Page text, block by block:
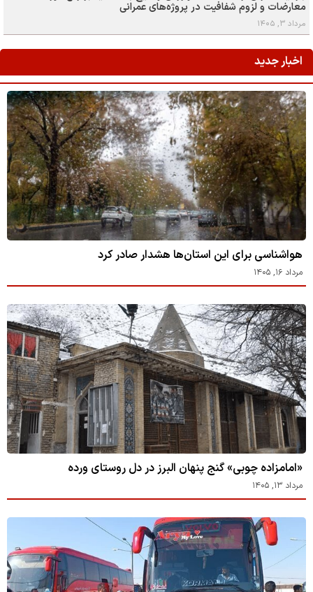
معارضات و لزوم شفافیت در پروژه‌های عمرانی
مرداد ۳, ۱۴۰۵
اخبار جدید
هواشناسی برای این استان‌ها هشدار صادر کرد
مرداد ۱۶, ۱۴۰۵
«امامزاده چوبی» گنج پنهان البرز در دل روستای ورده
مرداد ۱۳, ۱۴۰۵